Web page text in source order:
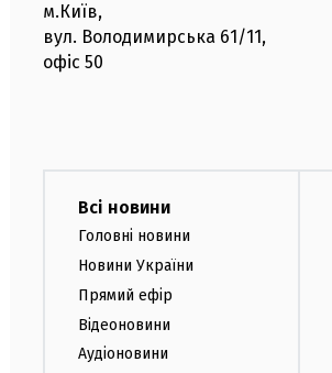
м.Київ,
вул. Володимирська 61/11,
офіс 50
Всі новини
Головні новини
Новини України
Прямий ефір
Відеоновини
Аудіоновини